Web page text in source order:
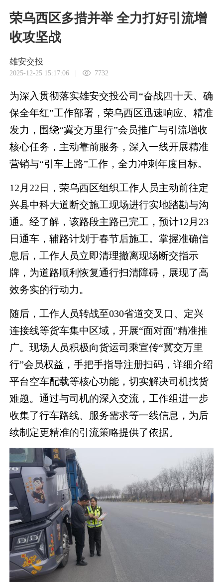
荣乌西区多措并举 全力打好引流增
收攻坚战
雄安交投
2025-12-25 15:17:06 | 7732
为深入贯彻落实雄安交投公司“奋战四十天、确
保全年红”工作部署，荣乌西区迅速响应、精准
发力，围绕“冀交万里行”会员推广与引流增收
核心任务，主动靠前服务，深入一线开展精准
营销与“引车上路”工作，全力冲刺年度目标。
12月22日，荣乌西区组织工作人员主动前往定
兴县中科大道断交施工现场进行实地踏勘与沟
通。经了解，该路段主路已完工，预计12月23
日通车，辅路计划于春节后施工。掌握准确信
息后，工作人员立即清理撤离现场断交指示
牌，为道路顺利恢复通行扫清障碍，展现了高
效务实的行动力。
随后，工作人员转战至030省道交叉口、定兴
连接线等货车集中区域，开展“面对面”精准推
广。现场人员积极向货运司乘宣传“冀交万里
行”会员权益，手把手指导注册扫码，详细介绍
平台空车配载等核心功能，切实解决司机找货
难题。通过与司机的深入交流，工作组进一步
收集了行车路线、服务需求等一线信息，为后
续制定更精准的引流策略提供了依据。